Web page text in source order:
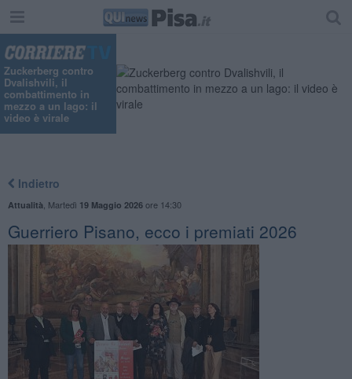
Zuckerberg contro
Dvalishvili, il
combattimento in
mezzo a un lago: il
video è virale
Indietro
Attualità Martedì 19 Maggio 2026ore 14:30
Guerriero Pisano, ecco i premiati 2026